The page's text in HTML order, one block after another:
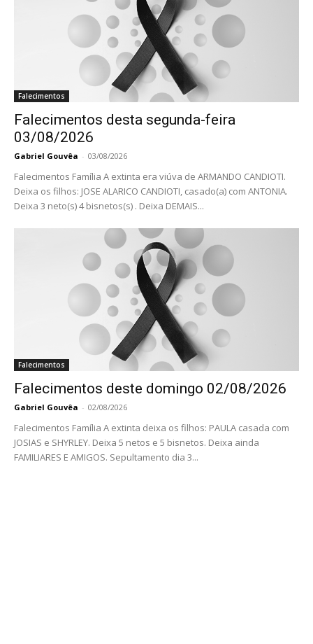
Falecimentos
Falecimentos desta segunda-feira
03/08/2026
Gabriel Gouvêa - 03/08/2026
Falecimentos Família A extinta era viúva de ARMANDO CANDIOTI.
Deixa os filhos: JOSE ALARICO CANDIOTI, casado(a) com ANTONIA.
Deixa 3 neto(s) 4 bisnetos(s) . Deixa DEMAIS...
Falecimentos
Falecimentos deste domingo 02/08/2026
Gabriel Gouvêa - 02/08/2026
Falecimentos Família A extinta deixa os filhos: PAULA casada com
JOSIAS e SHYRLEY. Deixa 5 netos e 5 bisnetos. Deixa ainda
FAMILIARES E AMIGOS. Sepultamento dia 3...